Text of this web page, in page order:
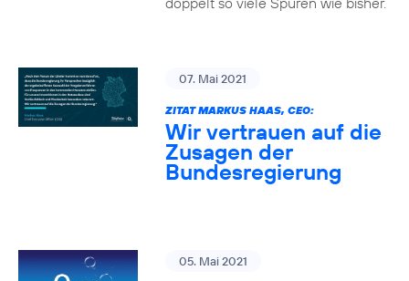
07. Mai 2021
ZITAT MARKUS HAAS, CEO:
Wir vertrauen auf die
Zusagen der
Bundesregierung
05. Mai 2021